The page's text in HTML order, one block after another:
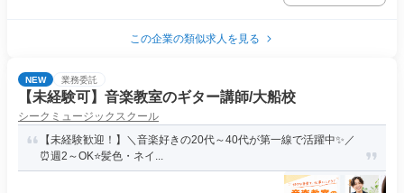
この企業の類似求人を見る
NEW 業務委託
【未経験可】音楽教室のギター講師/大船校
シークミュージックスクール
【未経験歓迎！】＼音楽好きの20代～40代が第一線で活躍中✨️／
⏰週2～OK⭐️髪色・ネイ...